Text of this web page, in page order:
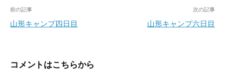
投
稿
ゲ
前の記事
山形キャンプ四日目
次の記事
山形キャンプ六日目
コメントはこちらから